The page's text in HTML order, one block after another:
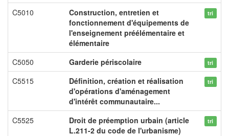
C5010
Construction, entretien et
fonctionnement d'équipements de
l'enseignement préélémentaire et
élémentaire
tri
C5050 Garderie périscolaire tri
C5515
Définition, création et réalisation
d'opérations d'aménagement
d'intérêt communautaire...
tri
C5525
Droit de préemption urbain (article
L.211-2 du code de l'urbanisme)
tri